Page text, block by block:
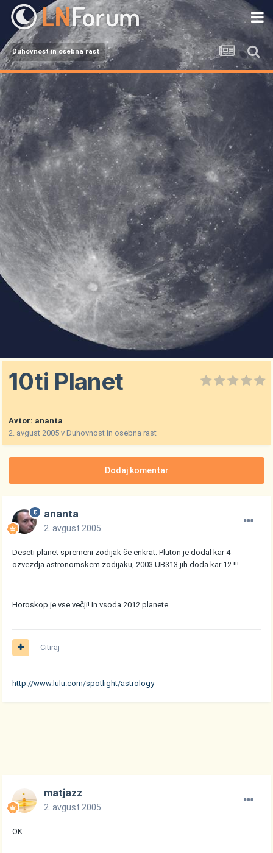
Duhovnost in osebna rast
10ti Planet
Avtor: ananta
2. avgust 2005 vDuhovnost in osebna rast
Dodaj komentar
ananta
2. avgust 2005
Deseti planet spremeni zodijak še enkrat. Pluton je dodal kar 4
ozvezdja astronomskem zodijaku, 2003 UB313 jih doda kar 12 !!!
Horoskop je vse večji! In vsoda 2012 planete.
Citiraj
http://www.lulu.com/spotlight/astrology
matjazz
2. avgust 2005
OK